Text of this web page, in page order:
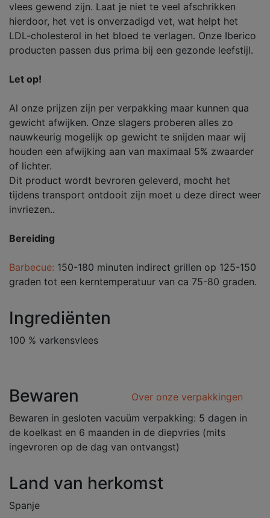
vlees gewend zijn. Laat je niet te veel afschrikken
hierdoor, het vet is onverzadigd vet, wat helpt het
LDL-cholesterol in het bloed te verlagen. Onze Iberico
producten passen dus prima bij een gezonde leefstijl.
Let op!
Al onze prijzen zijn per verpakking maar kunnen qua
gewicht afwijken. Onze slagers proberen alles zo
nauwkeurig mogelijk op gewicht te snijden maar wij
houden een afwijking aan van maximaal 5% zwaarder
of lichter.
Dit product wordt bevroren geleverd, mocht het
tijdens transport ontdooit zijn moet u deze direct weer
invriezen..
Bereiding
Barbecue: 150-180 minuten indirect grillen op 125-150
graden tot een kerntemperatuur van ca 75-80 graden.
Ingrediënten
100 % varkensvlees
Bewaren
Over onze verpakkingen
Bewaren in gesloten vacuüm verpakking: 5 dagen in
de koelkast en 6 maanden in de diepvries (mits
ingevroren op de dag van ontvangst)
Land van herkomst
Spanje